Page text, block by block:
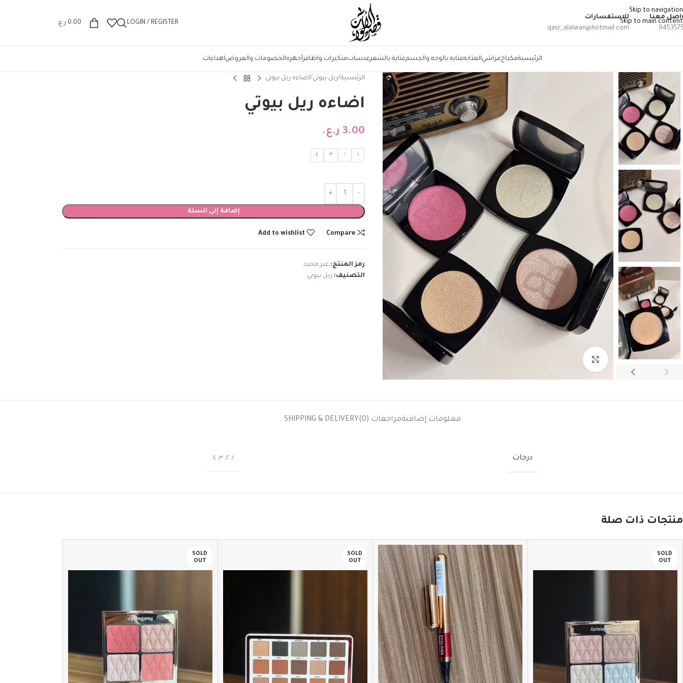
Skip to navigation
Skip to main content
معنا
للاستفسارات
qasr_alalwan@hotmail.com
LOGIN / REGISTER
0.00 ر.ع.
الرئيسيةمكياجفراشيالعنايهعنايه بالوجه والجسمعناية بالشعرعدساتمنكيرات واظافرأجهزهالخصومات والعروضاهداءات
الرئيسية ريل بيوتي اضاءه ريل بيوتي
اضاءه ريل بيوتي
3.00 ر.ع.
١ ٢ ٣ ٤
إضافة إلى السلة
Compare
Add to wishlist
رمز المنتج: غير محدد
التصنيف: ريل بيوتي
معلومات إضافيةمراجعات (0) SHIPPING & DELIVERY
درجات ١, ٢, ٣, ٤
منتجات ذات صلة
SOLD
OUT
SOLD
OUT
SOLD
OUT